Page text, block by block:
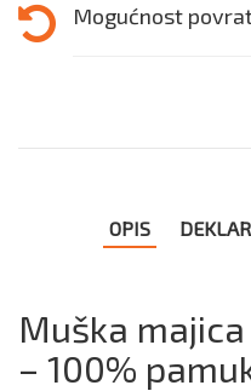
Mogućnost
OPIS
Muška majica
– 100%